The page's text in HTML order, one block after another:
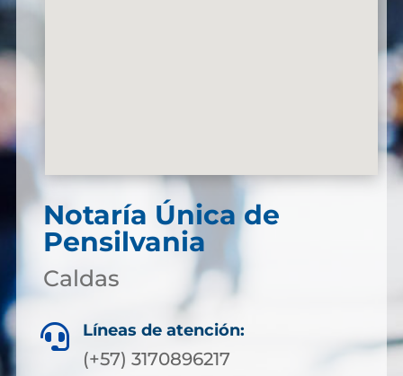
Notaría Única de
Pensilvania
Caldas
 Líneas de atención:
(+57) 3170896217